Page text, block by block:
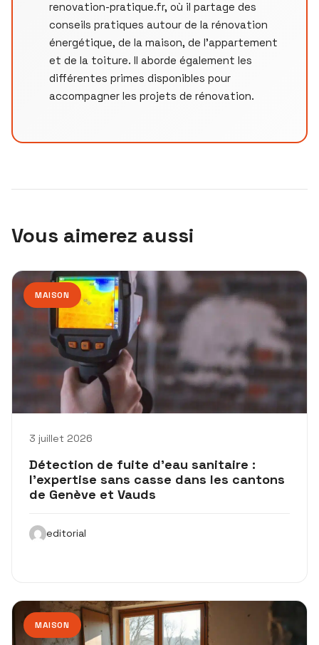
renovation-pratique.fr, où il partage des
conseils pratiques autour de la rénovation
énergétique, de la maison, de l’appartement
et de la toiture. Il aborde également les
différentes primes disponibles pour
accompagner les projets de rénovation.
Vous aimerez aussi
MAISON
3 juillet 2026
Détection de fuite d’eau sanitaire :
l’expertise sans casse dans les cantons
de Genève et Vauds
editorial
MAISON